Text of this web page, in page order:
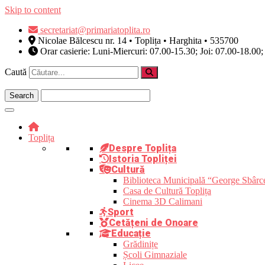
Skip to content
secretariat@primariatoplita.ro
Nicolae Bălcescu nr. 14 • Toplița • Harghita • 535700
Orar casierie: Luni-Miercuri: 07.00-15.30; Joi: 07.00-
Caută
Toplița
Despre Toplița
Istoria Topliței
Cultură
Biblioteca Municipală “George
Casa de Cultură Toplița
Cinema 3D Calimani
Sport
Cetățeni de Onoare
Educație
Grădinițe
Școli Gimnaziale